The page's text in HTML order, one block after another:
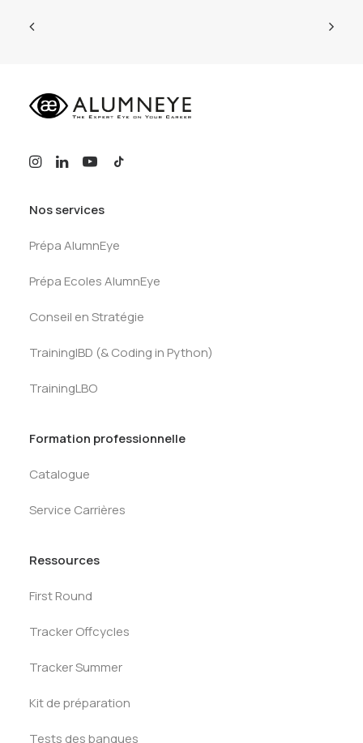
Nos services
Prépa AlumnEye
Prépa Ecoles AlumnEye
Conseil en Stratégie
TrainingIBD (& Coding in Python)
TrainingLBO
Formation professionnelle
Catalogue
Service Carrières
Ressources
First Round
Tracker Offcycles
Tracker Summer
Kit de préparation
Tests des banques